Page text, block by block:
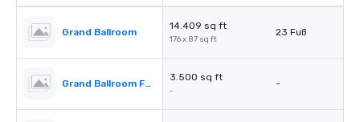
Grand Ballroom
14.409 sq ft
176 x 87 sq ft
23 Fuß
Grand Ballroom Foyer
3.500 sq ft
-
-